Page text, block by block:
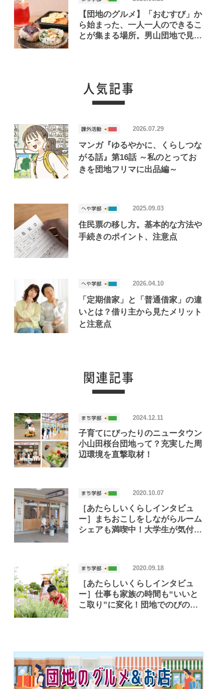
【団地のグルメ】「おむすび」か
ら始まった、一人一人のできるこ
とが集まる場所。男山団地で見つ
マンガ『ゆるやかに、くらしつな
がる話』第16話 ～私のとってお
きを団地フリマに出品編～
2026.07.29
住民票の移し方。基本的な方法や
手続きのポイント、注意点
2025.09.03
「定期借家」と「普通借家」の違
いとは？借り主から見たメリット
と注意点
2026.04.10
子育てにぴったりのニュータウン
小山田桜台団地って？充実した周
辺環境を直撃取材！
2024.12.11
［あたらしいくらしインタビュ
ー］まちおこしをしながらルーム
シェアも満喫中！大学生が気付い
2020.10.07
［あたらしいくらしインタビュ
ー］仕事も家族の時間も“いいと
こ取り”に変化！団地でのびのび
2020.09.18